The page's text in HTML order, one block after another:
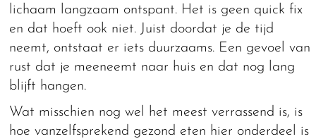
lichaam langzaam ontspant. Het is geen quick fix
en dat hoeft ook niet. Juist doordat je de tijd
neemt, ontstaat er iets duurzaams. Een gevoel van
rust dat je meeneemt naar huis en dat nog lang
blijft hangen.
Wat misschien nog wel het meest verrassend is, is
hoe vanzelfsprekend gezond eten hier onderdeel is